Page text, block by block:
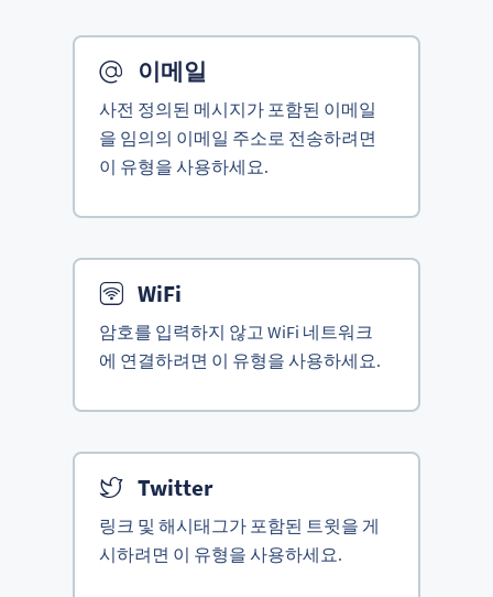
이메일
사전 정의된 메시지가 포함된 이메일
을 임의의 이메일 주소로 전송하려면
이 유형을 사용하세요.
WiFi
암호를 입력하지 않고 WiFi 네트워크
에 연결하려면 이 유형을 사용하세요.
Twitter
링크 및 해시태그가 포함된 트윗을 게
시하려면 이 유형을 사용하세요.